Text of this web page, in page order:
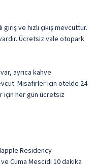
ve hızlı çıkış mevcuttur.
Ücretsiz vale otopark
ayrıca kahve
Misafirler için otelde 24
için her gün ücretsiz
Residency
Cuma Mescidi 10 dakika